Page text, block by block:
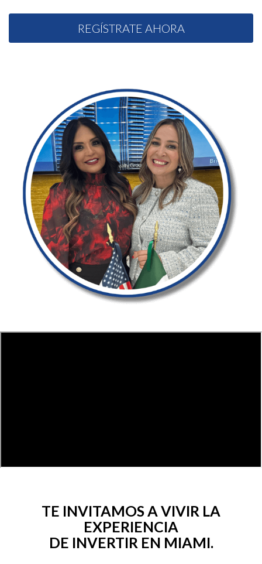
REGÍSTRATE AHORA
TE INVITAMOS A VIVIR LA
EXPERIENCIA
DE INVERTIR EN MIAMI.